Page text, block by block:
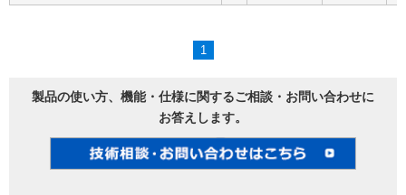
1
製品の使い方、機能・仕様に関するご相談・お問い合わせに
お答えします。